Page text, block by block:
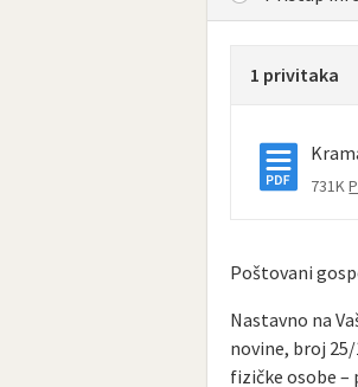
1 privitaka
731K
Poštovani
Nastavno na
novine, broj
fizičke osobe